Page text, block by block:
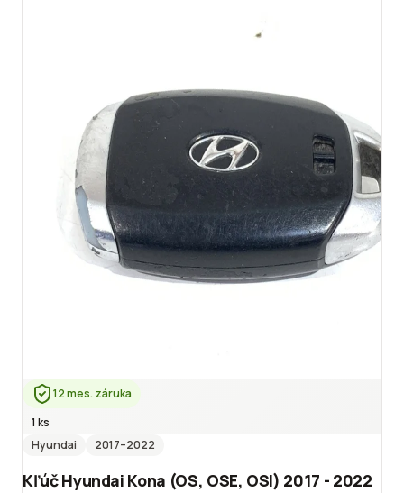
12 mes. záruka
1 ks
Hyundai
2017–2022
Kľúč Hyundai Kona (OS, OSE, OSI) 2017 - 2022